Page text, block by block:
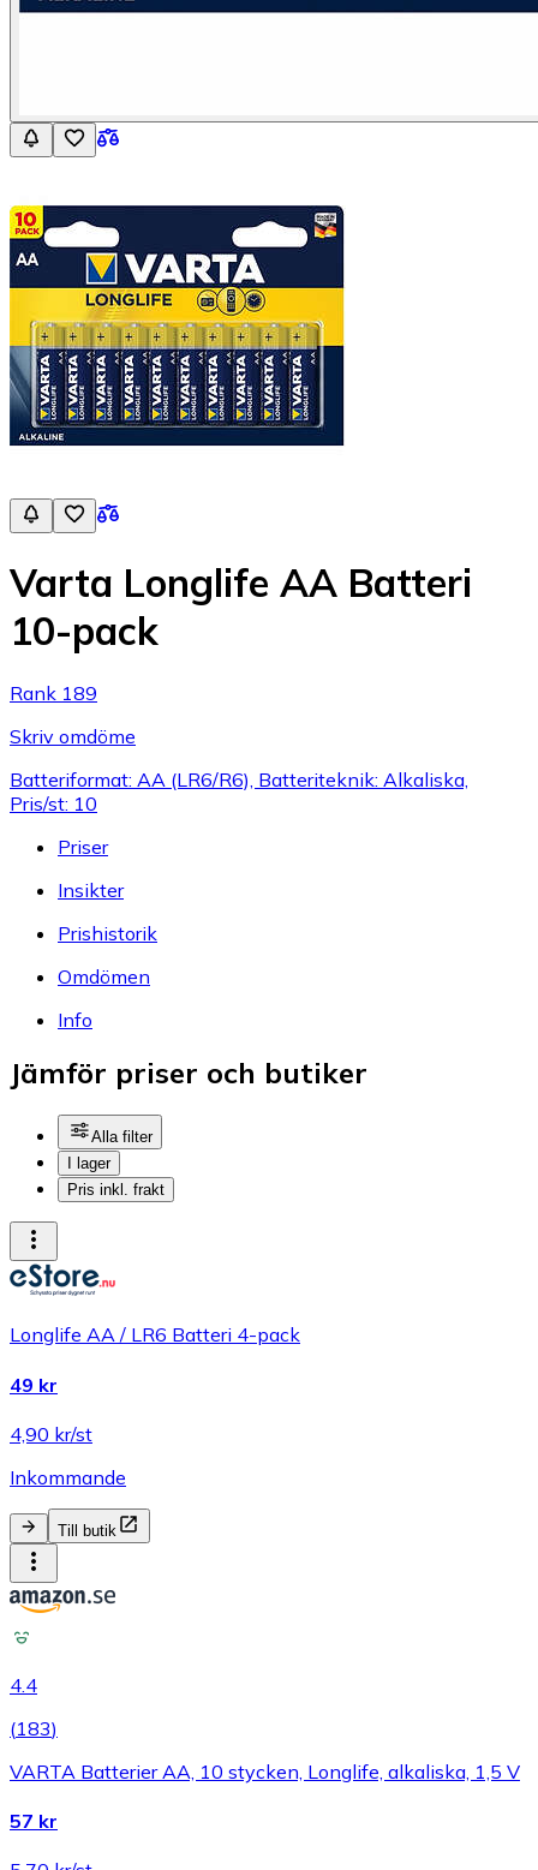
Varta Longlife AA Batteri
10-pack
Rank 189
Skriv omdöme
Batteriformat: AA (LR6/R6), Batteriteknik: Alkaliska,
Pris/st: 10
Priser
Insikter
Prishistorik
Omdömen
Info
Jämför priser och butiker
Alla filter
I lager
Pris inkl. frakt
Longlife AA / LR6 Batteri 4-pack
49 kr
4,90 kr/st
Inkommande
Till butik
4.4
(183)
VARTA Batterier AA, 10 stycken, Longlife, alkaliska, 1,5 V
57 kr